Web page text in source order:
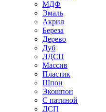
МДФ
Эмаль
Акрил
Береза
Дерево
Дуб
ЛДСП
Массив
Пластик
Шпон
Экошпон
С патиной
ДСП